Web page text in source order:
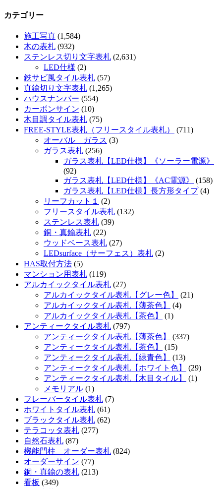
カテゴリー
施工写真 (1,584)
木の表札 (932)
ステンレス切り文字表札 (2,631)
LED仕様 (2)
鉄サビ風タイル表札 (57)
真鍮切り文字表札 (1,265)
ハウスナンバー (554)
カーボンサイン (10)
木目調タイル表札 (75)
FREE-STYLE表札（フリースタイル表札）
(711)
オーバル ガラス (3)
ガラス表札 (256)
ガラス表札【LED仕様】《ソーラー電源》
(92)
ガラス表札【LED仕様】《AC電源》
(158)
ガラス表札【LED仕様】長方形タイプ(4)
リーフカット１
(2)
フリースタイル表札 (132)
ステンレス表札 (39)
銅・真鍮表札 (22)
ウッドベース表札 (27)
LEDsurface（サーフェス）表札 (2)
HAS取付方法 (5)
マンション用表札 (119)
アルカイックタイル表札 (27)
アルカイックタイル表札【グレー色】
(21)
アルカイックタイル表札【薄茶色】
(4)
アルカイックタイル表札【茶色】
(1)
アンティークタイル表札 (797)
アンティークタイル表札【薄茶色】
(337)
アンティークタイル表札【茶色】
(15)
アンティークタイル表札【緑青色】
(13)
アンティークタイル表札【ホワイト色】
(29)
アンティークタイル表札【木目タイル】
(1)
メモリアル (1)
フレーバータイル表札 (7)
ホワイトタイル表札 (61)
ブラックタイル表札 (62)
テラコッタ表札 (277)
自然石表札 (87)
機能門柱 オーダー表札 (824)
オーダーサイン (77)
銅・真鍮の表札 (213)
看板 (349)